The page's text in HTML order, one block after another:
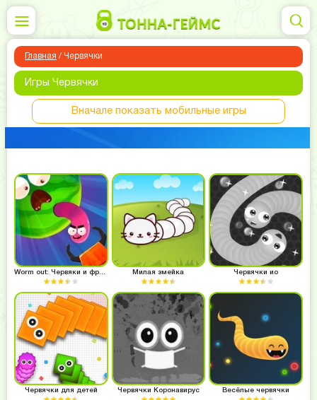
Главная / Червячки
Игры Червячки
Вначале показать мобильные игры
Милая змейка Червячки ио
Червячки для детей Червячки Коронавирус Весёлые червячки